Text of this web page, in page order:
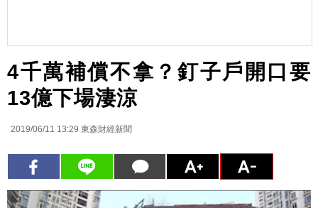
4千萬補償不拿？釘子戶開口要
13億下場淒涼
2019/06/11 13:29 東森財經新聞